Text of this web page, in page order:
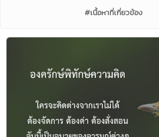
#เนื้อหาที่เกี่ยวข้อง